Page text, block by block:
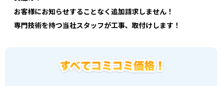
お客様にお知らせすることなく追加請求しません！
専門技術を持つ当社スタッフが工事、取付けします！